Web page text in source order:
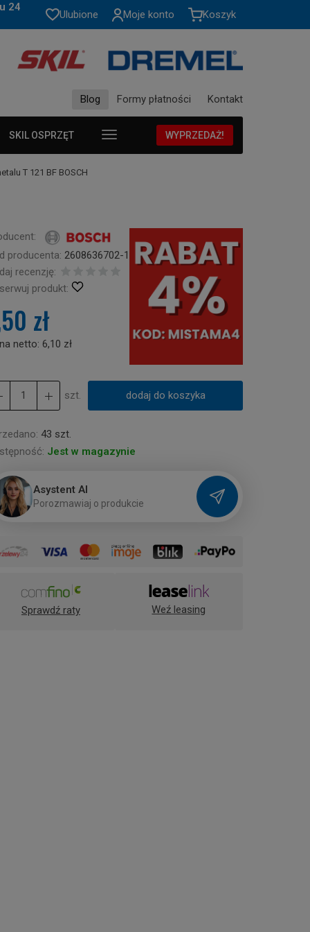
24
Ulubione Moje konto Koszyk
Blog Formy płatności Kontakt
SKIL OSPRZĘT WYPRZEDAŻ!
T 121 BF BOSCH
producenta: 2608636702-1
recenzję:
produkt:
zł
netto: 6,10 zł
szt. dodaj do koszyka
43 szt.
Jest w magazynie
Asystent AI
Porozmawiaj o produkcie
Sprawdź raty Weź leasing